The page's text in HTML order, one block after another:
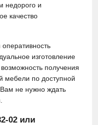
недорого и
качество
изготовление
получения
мебели по доступной
не нужно ждать
02 или